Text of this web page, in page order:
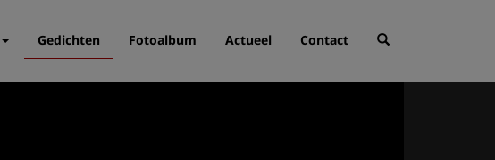
Gedichten Fotoalbum Actueel Contact